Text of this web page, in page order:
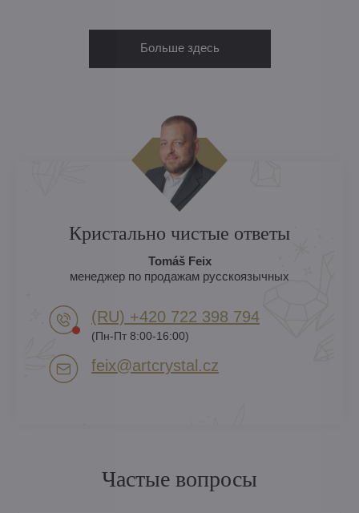
Больше здесь
Кристально чистые ответы
Tomáš Feix
менеджер по продажам русскоязычных
(RU) +420 722 398 794​
(Пн-Пт 8:00-16:00)
feix​@artcrystal​.cz
Частые вопросы